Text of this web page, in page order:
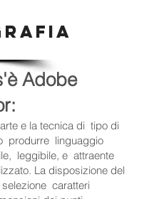
Adobe
e la tecnica di tipo di
produrre linguaggio
leggibile, e attraente
La disposizione del
caratteri